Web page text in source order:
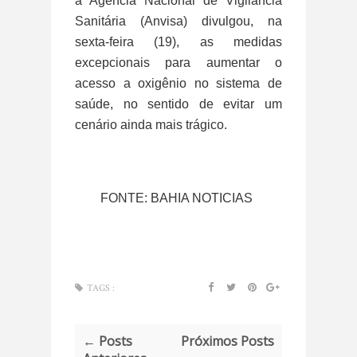
Sanitária (Anvisa) divulgou, na
sexta-feira (19), as medidas
excepcionais para aumentar o
acesso a oxigênio no sistema de
saúde, no sentido de evitar um
cenário ainda mais trágico.
FONTE: BAHIA NOTICIAS
TAGS :
← Posts
Próximos Posts